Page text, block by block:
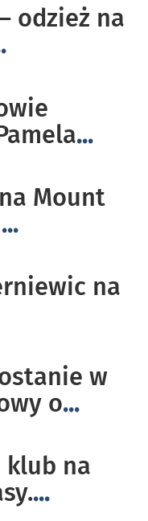
odzież na
...
Mount
...
na
w
o...
klub na
...